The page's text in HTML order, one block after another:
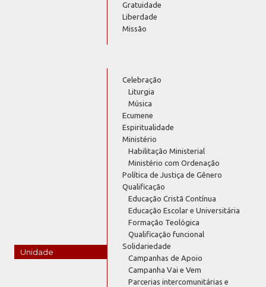
Gratuidade
Liberdade
Missão
Unidade
Celebração
Liturgia
Música
Ecumene
Espiritualidade
Ministério
Habilitação Ministerial
Ministério com Ordenação
Política de Justiça de Gênero
Qualificação
Educação Cristã Contínua
Educação Escolar e Universitária
Formação Teológica
Qualificação funcional
Solidariedade
Campanhas de Apoio
Campanha Vai e Vem
Parcerias intercomunitárias e